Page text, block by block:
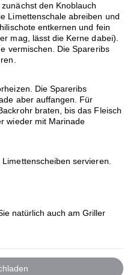
zunächst den Knoblauch
Limettenschale abreiben und
entkernen und fein
mag, lässt die Kerne dabei).
vermischen. Die Spareribs
Die Spareribs
aber auffangen. Für
braten, bis das Fleisch
wieder mit Marinade
Limettenscheiben servieren.
natürlich auch am Griller